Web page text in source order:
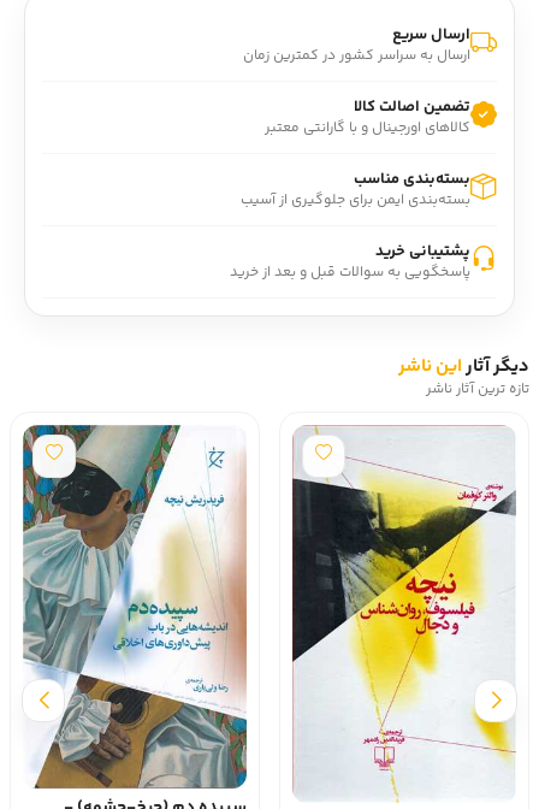
ارسال سریع
ارسال به سراسر کشور در کمترین زمان
تضمین اصالت کالا
کالاهای اورجینال و با گارانتی معتبر
بسته‌بندی مناسب
بسته‌بندی ایمن برای جلوگیری از آسیب
پشتیبانی خرید
پاسخگویی به سوالات قبل و بعد از خرید
دیگر آثاراین ناشر
تازه ترین آثار ناشر